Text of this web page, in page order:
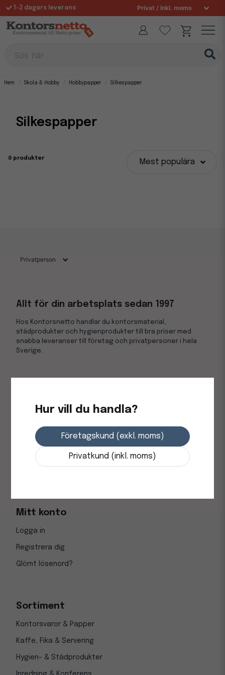
1-2 dagars leverans
Fri frakt över 995 kr
Hem Skola & Hobby Hobbypapper Silkespapper
Silkespapper
0 produkter Mest populära
Hur vill du handla?
Företagskund (exkl. moms)
Privatkund (inkl. moms)
Allt för din arbetsplats sedan 1997
Hos Kontorsnetto handlar du kontorsmaterial,
städprodukter och hygienprodukter till bra priser med
snabba leveranser till företag och privatpersoner i hela
Sverige.
Kontakta oss
Integritetspolicy
Vanliga frågor (FAQ)
Mitt konto
Logga in
Registrera dig
Glömt lösenord?
Sortiment
Kontorsvaror & Papper
Kaffe, Fika & Servering
Hygien- & Städprodukter